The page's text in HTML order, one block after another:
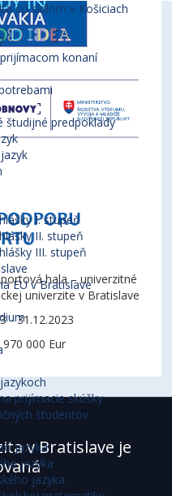
so sídlom v Košiciach
konaní
študijné predpoklady
I. stupeň
II. stupeň
III. stupeň
EU v Bratislave
prijímacie skúšky
študentov
jazyka
jazyka
jazyka
hala – univerzitné
univerzite v Bratislave
- 31.12.2023
000 Eur
v Bratislave je